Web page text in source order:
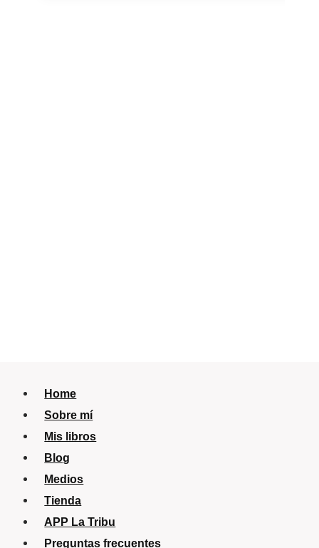
Home
Sobre mí
Mis libros
Blog
Medios
Tienda
APP La Tribu
Preguntas frecuentes